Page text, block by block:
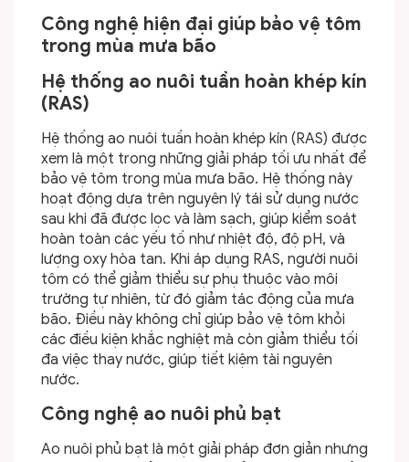
Công nghệ hiện đại giúp bảo vệ tôm
trong mùa mưa bão
Hệ thống ao nuôi tuần hoàn khép kín
(RAS)
Hệ thống ao nuôi tuần hoàn khép kín (RAS) được
xem là một trong những giải pháp tối ưu nhất để
bảo vệ tôm trong mùa mưa bão. Hệ thống này
hoạt động dựa trên nguyên lý tái sử dụng nước
sau khi đã được lọc và làm sạch, giúp kiểm soát
hoàn toàn các yếu tố như nhiệt độ, độ pH, và
lượng oxy hòa tan. Khi áp dụng RAS, người nuôi
tôm có thể giảm thiểu sự phụ thuộc vào môi
trường tự nhiên, từ đó giảm tác động của mưa
bão. Điều này không chỉ giúp bảo vệ tôm khỏi
các điều kiện khắc nghiệt mà còn giảm thiểu tối
đa việc thay nước, giúp tiết kiệm tài nguyên
nước.
Công nghệ ao nuôi phủ bạt
Ao nuôi phủ bạt là một giải pháp đơn giản nhưng